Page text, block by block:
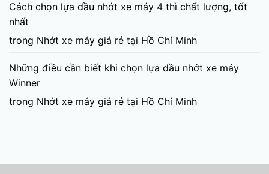
Cách chọn lựa dầu nhớt xe máy 4 thì chất lượng, tốt
nhất
trong Nhớt xe máy giá rẻ tại Hồ Chí Minh
Những điều cần biết khi chọn lựa dầu nhớt xe máy
Winner
trong Nhớt xe máy giá rẻ tại Hồ Chí Minh